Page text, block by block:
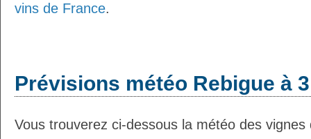
vins de France.
Prévisions météo Rebigue à
Vous trouverez ci-dessous la météo des